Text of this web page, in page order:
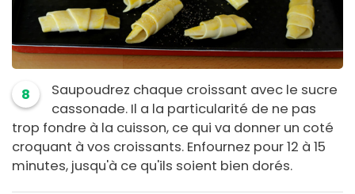
8
Saupoudrez chaque croissant avec le sucre
cassonade. Il a la particularité de ne pas
trop fondre à la cuisson, ce qui va donner un coté
croquant à vos croissants. Enfournez pour 12 à 15
minutes, jusqu'à ce qu'ils soient bien dorés.